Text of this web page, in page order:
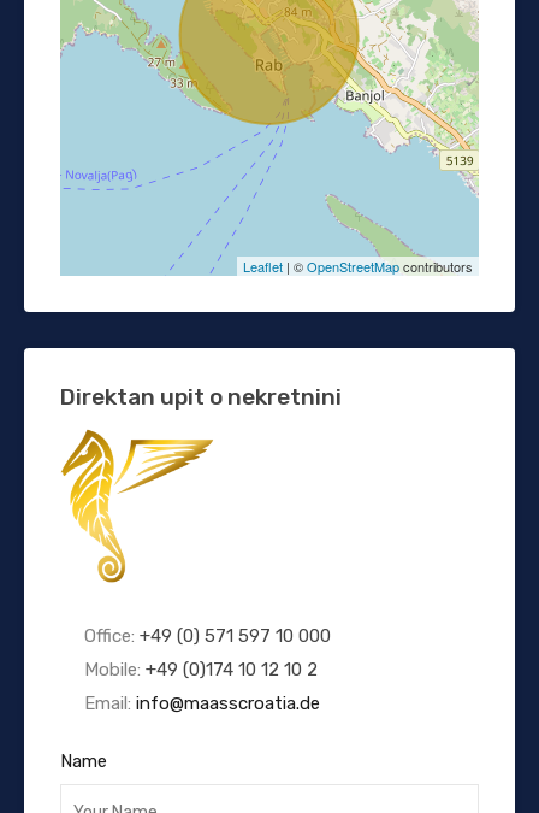
Leaflet | ©OpenStreetMapcontributors
Direktan upit o nekretnini
Office: +49 (0) 571 597 10 000
Mobile: +49 (0)174 10 12 10 2
Email: info@maasscroatia.de
Name